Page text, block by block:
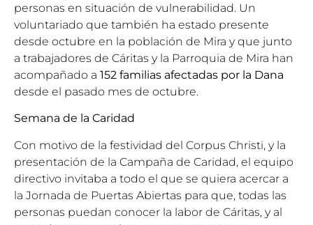
personas en situación de vulnerabilidad. Un
voluntariado que también ha estado presente
desde octubre en la población de Mira y que junto
a trabajadores de Cáritas y la Parroquia de Mira han
acompañado a 152 familias afectadas por la Dana
desde el pasado mes de octubre.
Semana de la Caridad
Con motivo de la festividad del Corpus Christi, y la
presentación de la Campaña de Caridad, el equipo
directivo invitaba a todo el que se quiera acercar a
la Jornada de Puertas Abiertas para que, todas las
personas puedan conocer la labor de Cáritas, y al